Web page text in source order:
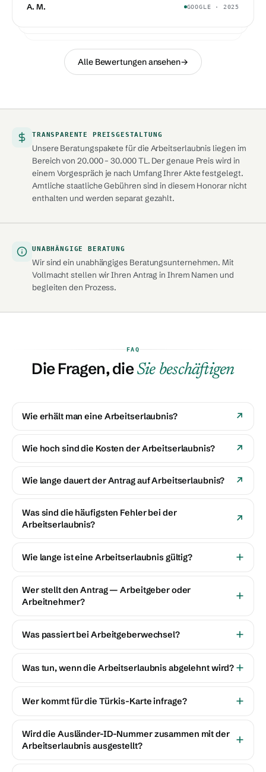
A. M. GOOGLE · 2025
Alle Bewertungen ansehen→
TRANSPARENTE PREISGESTALTUNG
Unsere Beratungspakete für die Arbeitserlaubnis liegen im
Bereich von 20.000 – 30.000 TL. Der genaue Preis wird in
einem Vorgespräch je nach Umfang Ihrer Akte festgelegt.
Amtliche staatliche Gebühren sind in diesem Honorar nicht
enthalten und werden separat gezahlt.
UNABHÄNGIGE BERATUNG
Wir sind ein unabhängiges Beratungsunternehmen. Mit
Vollmacht stellen wir Ihren Antrag in Ihrem Namen und
begleiten den Prozess.
FAQ
Die Fragen, dieSie beschäftigen
Wie erhält man eine Arbeitserlaubnis?
Wie hoch sind die Kosten der Arbeitserlaubnis?
Wie lange dauert der Antrag auf Arbeitserlaubnis?
Was sind die häufigsten Fehler bei der
Arbeitserlaubnis?
Wie lange ist eine Arbeitserlaubnis gültig?
Wer stellt den Antrag — Arbeitgeber oder
Arbeitnehmer?
Was passiert bei Arbeitgeberwechsel?
Was tun, wenn die Arbeitserlaubnis abgelehnt wird?
Wer kommt für die Türkis-Karte infrage?
Wird die Ausländer-ID-Nummer zusammen mit der
Arbeitserlaubnis ausgestellt?